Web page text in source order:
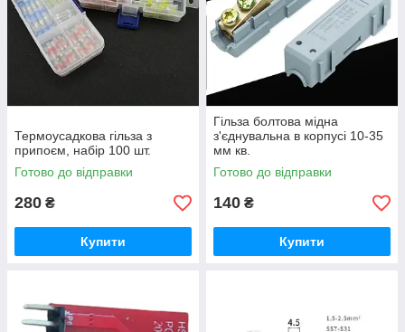
Термоусадкова гільза з
припоєм, набір 100 шт.
Готово до відправки
280 ₴
Купити
Гільза болтова мідна
з'єднувальна в корпусі 10-35
мм кв.
Готово до відправки
140 ₴
Купити